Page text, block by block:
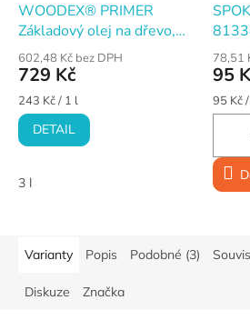
WOODEX® PRIMER
Základový olej na dřevo,
bezbarvý
602,48 Kč bez DPH
729 Kč
Měrná
cena:
243 Kč / 1 l
DETAIL
3 l
78,51
95
Měrná
cena:
95 Kč
Varianty Popis Podobné (3)
Diskuze Značka